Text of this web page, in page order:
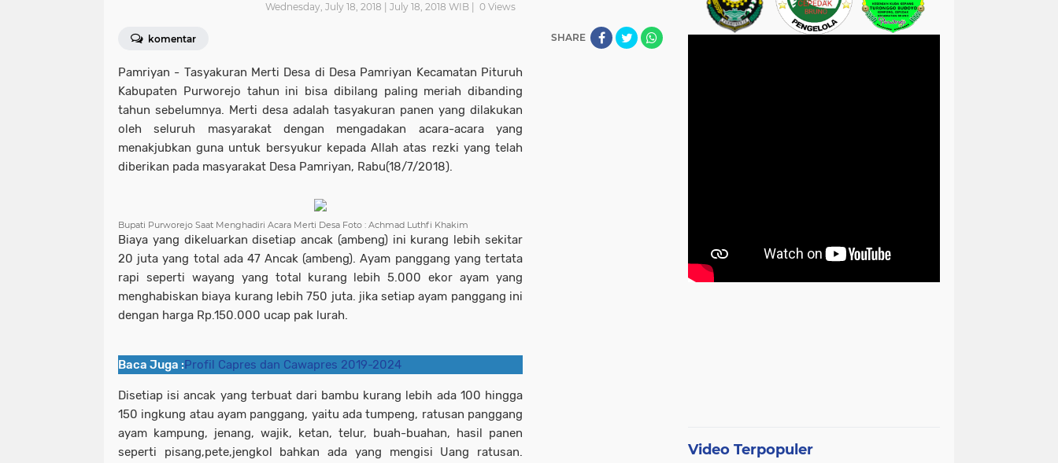
Wednesday, July 18, 2018 | July 18, 2018 WIB | 0 Views
komentar SHARE
Pamriyan - Tasyakuran Merti Desa di Desa Pamriyan Kecamatan Pituruh
Kabupaten Purworejo tahun ini bisa dibilang paling meriah dibanding
tahun sebelumnya. Merti desa adalah tasyakuran panen yang dilakukan
oleh seluruh masyarakat dengan mengadakan acara-acara yang
menakjubkan guna untuk bersyukur kepada Allah atas rezki yang telah
diberikan pada masyarakat Desa Pamriyan, Rabu(18/7/2018).
Bupati Purworejo Saat Menghadiri Acara Merti Desa Foto : Achmad Luthfi Khakim
Biaya yang dikeluarkan disetiap ancak (ambeng) ini kurang lebih sekitar
20 juta yang total ada 47 Ancak (ambeng). Ayam panggang yang tertata
rapi seperti wayang yang total kurang lebih 5.000 ekor ayam yang
menghabiskan biaya kurang lebih 750 juta. jika setiap ayam panggang ini
dengan harga Rp.150.000 ucap pak lurah.
Baca Juga :Profil Capres dan Cawapres 2019-2024
Disetiap isi ancak yang terbuat dari bambu kurang lebih ada 100 hingga
150 ingkung atau ayam panggang, yaitu ada tumpeng, ratusan panggang
ayam kampung, jenang, wajik, ketan, telur, buah-buahan, hasil panen
seperti pisang,pete,jengkol bahkan ada yang mengisi Uang ratusan.
Video Terpopuler